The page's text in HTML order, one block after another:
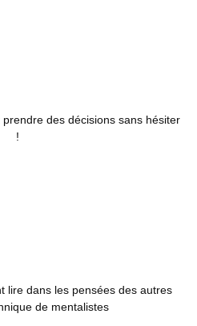
prendre des décisions sans hésiter
!
lire dans les pensées des autres
de mentalistes